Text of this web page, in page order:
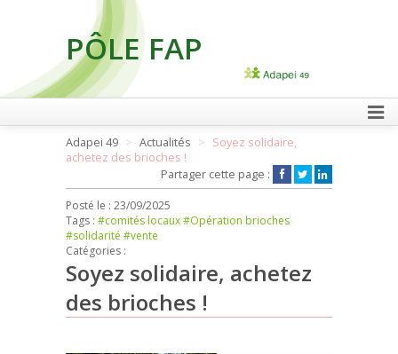
PÔLE FAP
FAIRE UN DON
Adapei 49 Actualités
Soyez solidaire,
achetez des brioches !
Partager cette page :
Posté le : 23/09/2025
Tags : #comités locaux#Opération brioches
#solidarité #vente
Catégories :
Soyez solidaire, achetez
des brioches !